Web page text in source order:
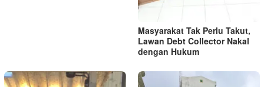
Masyarakat Tak Perlu Takut,
Lawan Debt Collector Nakal
dengan Hukum